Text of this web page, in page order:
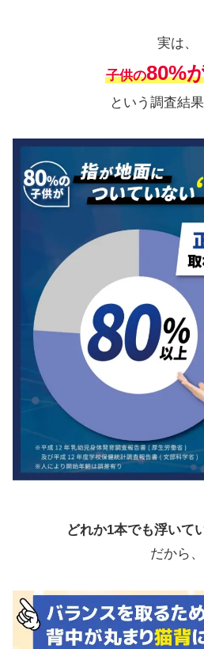
実は、
子供の80%
という調査結
どれか1本でも浮いて
だから、